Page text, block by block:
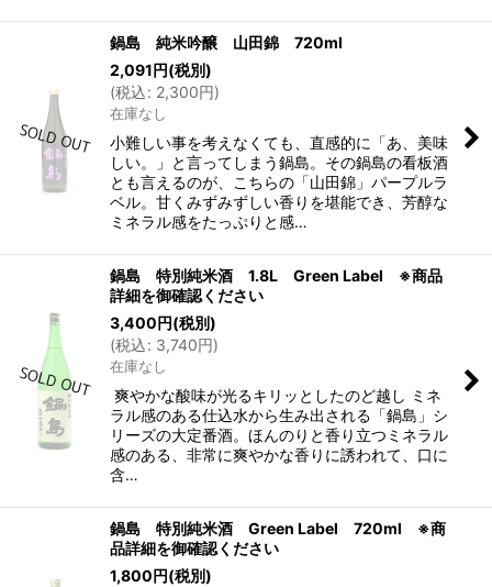
鍋島 純米吟醸 山田錦 720ml
2,091円(税別)
(税込: 2,300円)
在庫なし
小難しい事を考えなくても、直感的に「あ、美味
しい。」と言ってしまう鍋島。その鍋島の看板酒
とも言えるのが、こちらの「山田錦」パープルラ
ベル。甘くみずみずしい香りを堪能でき、芳醇な
ミネラル感をたっぷりと感…
鍋島 特別純米酒 1.8L Green Label ※商品
詳細を御確認ください
3,400円(税別)
(税込: 3,740円)
在庫なし
爽やかな酸味が光るキリッとしたのど越し ミネ
ラル感のある仕込水から生み出される「鍋島」シ
リーズの大定番酒。ほんのりと香り立つミネラル
感のある、非常に爽やかな香りに誘われて、口に
含…
鍋島 特別純米酒 Green Label 720ml ※商
品詳細を御確認ください
1,800円(税別)